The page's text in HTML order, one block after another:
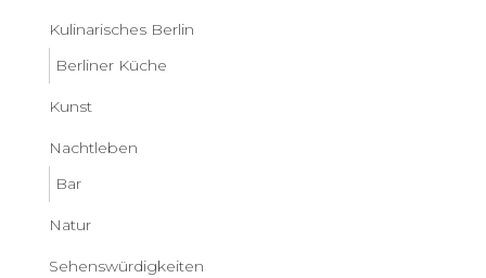
Kulinarisches Berlin
Berliner Küche
Kunst
Nachtleben
Bar
Natur
Sehenswürdigkeiten